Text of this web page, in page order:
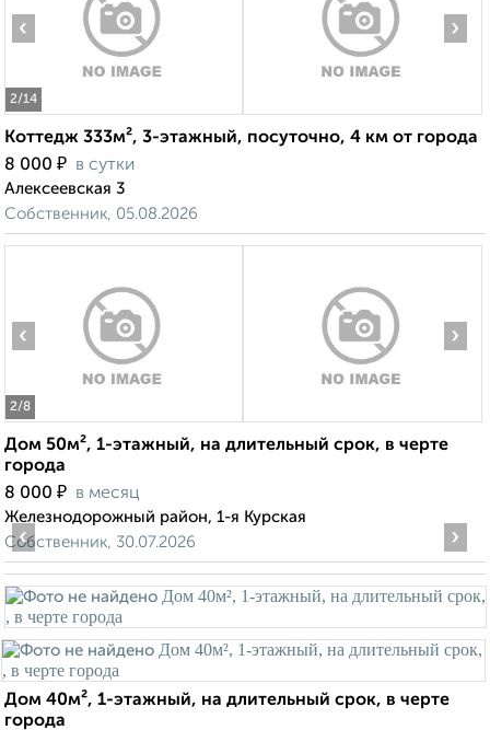
2/14
‹ ›
Коттедж 333м², 3-этажный, посуточно, 4 км от города
8 000 ₽ в сутки
Алексеевская 3
Собственник, 05.08.2026
2/8
‹ ›
Дом 50м², 1-этажный, на длительный срок, в черте
города
8 000 ₽ в месяц
Железнодорожный район, 1-я Курская
Собственник, 30.07.2026
‹ ›
Дом 40м², 1-этажный, на длительный срок, в черте
города